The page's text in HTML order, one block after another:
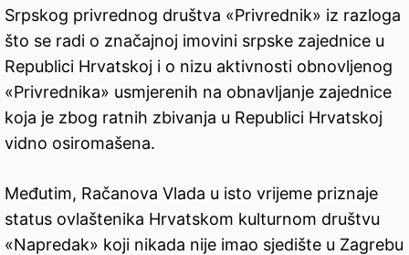
Srpskog privrednog društva «Privrednik» iz razloga
što se radi o značajnoj imovini srpske zajednice u
Republici Hrvatskoj i o nizu aktivnosti obnovljenog
«Privrednika» usmjerenih na obnavljanje zajednice
koja je zbog ratnih zbivanja u Republici Hrvatskoj
vidno osiromašena.
Međutim, Račanova Vlada u isto vrijeme priznaje
status ovlaštenika Hrvatskom kulturnom društvu
«Napredak» koji nikada nije imao sjedište u Zagrebu